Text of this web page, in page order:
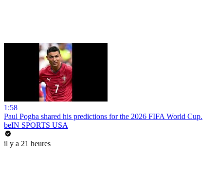
1:58
Paul Pogba shared his predictions for the 2026 FIFA World Cup.
beIN SPORTS USA
il y a 21 heures